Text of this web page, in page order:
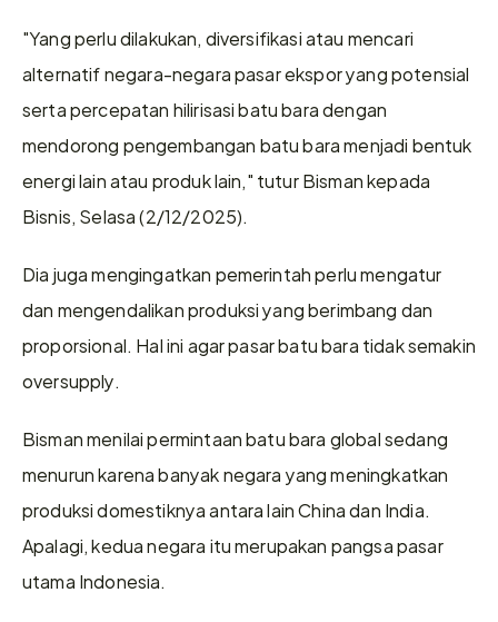
"Yang perlu dilakukan, diversifikasi atau mencari
alternatif negara-negara pasar ekspor yang potensial
serta percepatan hilirisasi batu bara dengan
mendorong pengembangan batu bara menjadi bentuk
energi lain atau produk lain," tutur Bisman kepada
Bisnis, Selasa (2/12/2025).
Dia juga mengingatkan pemerintah perlu mengatur
dan mengendalikan produksi yang berimbang dan
proporsional. Hal ini agar pasar batu bara tidak semakin
oversupply.
Bisman menilai permintaan batu bara global sedang
menurun karena banyak negara yang meningkatkan
produksi domestiknya antara lain China dan India.
Apalagi, kedua negara itu merupakan pangsa pasar
utama Indonesia.